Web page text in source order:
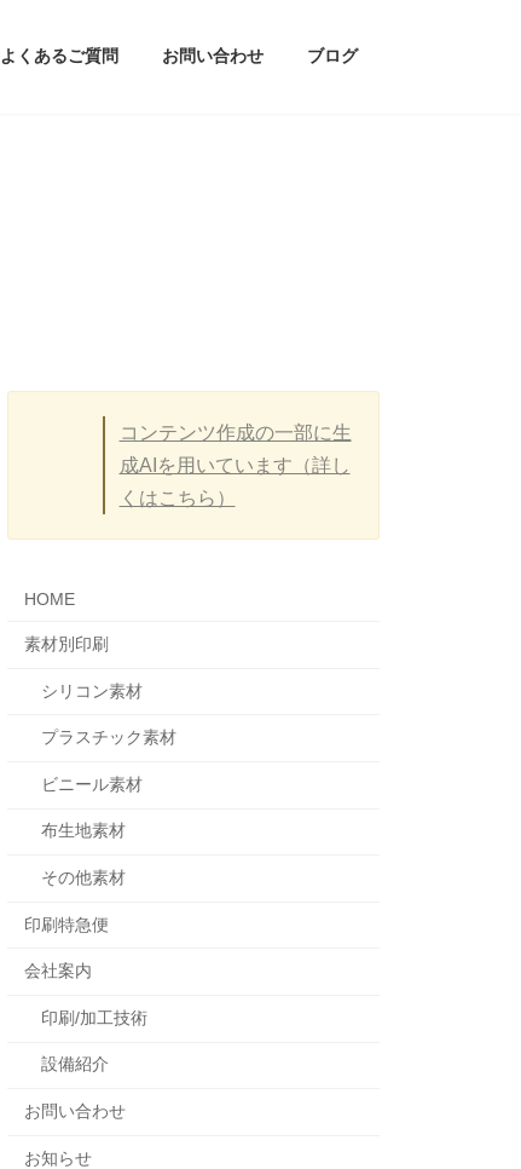
よくあるご質問 お問い合わせ ブログ
コンテンツ作成の一部に生
成AIを用いています（詳し
くはこちら）
HOME
素材別印刷
シリコン素材
プラスチック素材
ビニール素材
布生地素材
その他素材
印刷特急便
会社案内
印刷/加工技術
設備紹介
お問い合わせ
お知らせ